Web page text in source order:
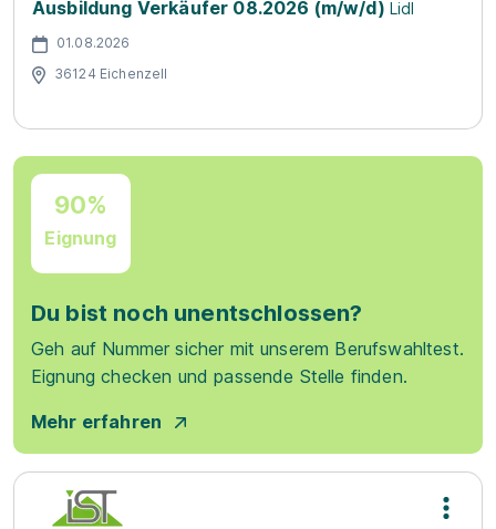
Ausbildung Verkäufer 08.2026 (m/w/d) Lidl
01.08.2026
36124 Eichenzell
90%
Eignung
Du bist noch unentschlossen?
Geh auf Nummer sicher mit unserem Berufswahltest.
Eignung checken und passende Stelle finden.
Mehr erfahren